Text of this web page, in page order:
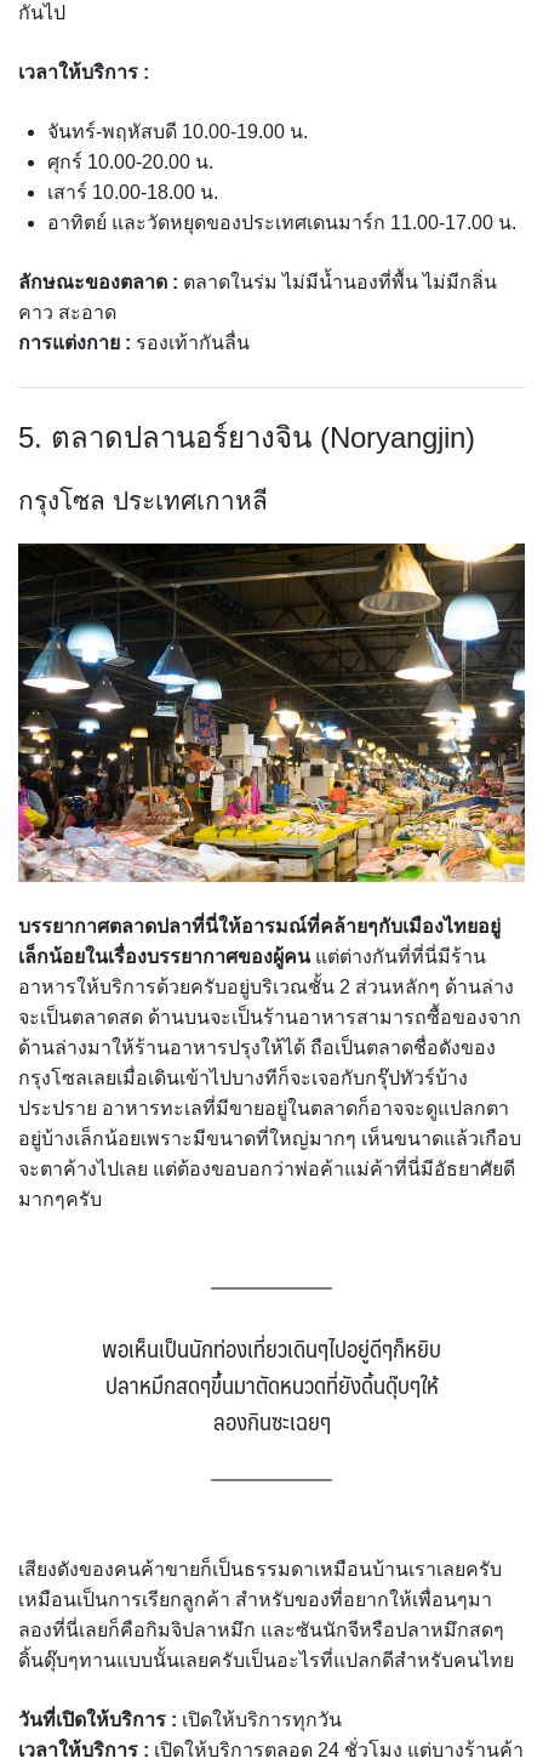
กันไป
เวลาให้บริการ :
จันทร์-พฤหัสบดี 10.00-19.00 น.
ศุกร์ 10.00-20.00 น.
เสาร์ 10.00-18.00 น.
อาทิตย์ และวัดหยุดของประเทศเดนมาร์ก 11.00-17.00 น.
ลักษณะของตลาด : ตลาดในร่ม ไม่มีน้ำนองที่พื้น ไม่มีกลิ่น
คาว สะอาด
การแต่งกาย : รองเท้ากันลื่น
5. ตลาดปลานอร์ยางจิน (Noryangjin)
กรุงโซล ประเทศเกาหลี
บรรยากาศตลาดปลาที่นี่ให้อารมณ์ที่คล้ายๆกับเมืองไทยอยู่
เล็กน้อยในเรื่องบรรยากาศของผู้คนแต่ต่างกันที่ที่นี่มีร้าน
อาหารให้บริการด้วยครับอยู่บริเวณชั้น 2 ส่วนหลักๆ ด้านล่าง
จะเป็นตลาดสด ด้านบนจะเป็นร้านอาหารสามารถซื้อของจาก
ด้านล่างมาให้ร้านอาหารปรุงให้ได้ ถือเป็นตลาดชื่อดังของ
กรุงโซลเลยเมื่อเดินเข้าไปบางทีก็จะเจอกับกรุ๊ปทัวร์บ้าง
ประปราย อาหารทะเลที่มีขายอยู่ในตลาดก็อาจจะดูแปลกตา
อยู่บ้างเล็กน้อยเพราะมีขนาดที่ใหญ่มากๆ เห็นขนาดแล้วเกือบ
จะตาค้างไปเลย แต่ต้องขอบอกว่าพ่อค้าแม่ค้าที่นี่มีอัธยาศัยดี
มากๆครับ
พอเห็นเป็นนักท่องเที่ยวเดินๆไปอยู่ดีๆก็หยิบ
ปลาหมึกสดๆขึ้นมาตัดหนวดที่ยังดิ้นดุ๊บๆให้
ลองกินซะเฉยๆ
เสียงดังของคนค้าขายก็เป็นธรรมดาเหมือนบ้านเราเลยครับ
เหมือนเป็นการเรียกลูกค้า สำหรับของที่อยากให้เพื่อนๆมา
ลองที่นี่เลยก็คือกิมจิปลาหมึก และซันนักจีหรือปลาหมึกสดๆ
ดิ้นดุ๊บๆทานแบบนั้นเลยครับเป็นอะไรที่แปลกดีสำหรับคนไทย
วันที่เปิดให้บริการ : เปิดให้บริการทุกวัน
เวลาให้บริการ : เปิดให้บริการตลอด 24 ชั่วโมง แต่บางร้านค้า